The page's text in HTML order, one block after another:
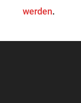
werden.